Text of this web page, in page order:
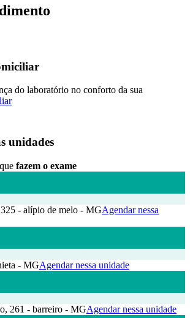
do laboratório no conforto da sua
unidades
fazem o exame
- alípio de melo - MGAgendar nessa
- MGAgendar nessa unidade
261 - barreiro - MGAgendar nessa unidade